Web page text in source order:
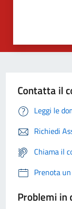
Contatta il
Leggi le
Richiedi
Chiama il
Prenota
Problemi in